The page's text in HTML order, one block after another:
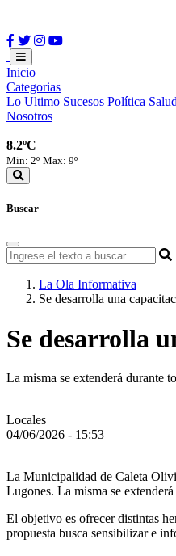
Inicio
Categorias
Lo Ultimo Sucesos Política Salud
Nosotros
8.2ºC
Min: 2º Max: 9º
Buscar
La Ola Informativa
Se desarrolla una
Se desarrolla
La misma se extenderá durante
Locales
04/06/2026 - 15:53
La Municipalidad de Caleta
Lugones. La misma se
El objetivo es ofrecer distintas
propuesta busca sensibilizar e